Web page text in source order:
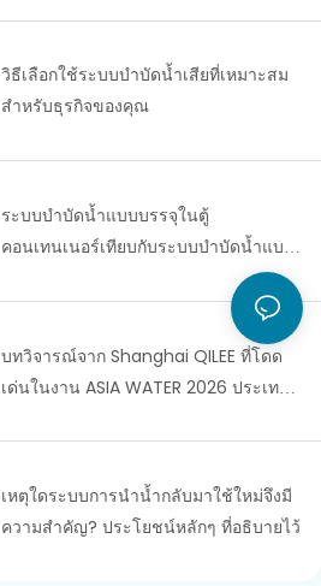
วิธีเลือกใช้ระบบบำบัดน้ำเสียที่เหมาะสม
สำหรับธุรกิจของคุณ
ระบบบำบัดน้ำแบบบรรจุในตู้
คอนเทนเนอร์เทียบกับระบบบำบัดน้ำแบบ
บทวิจารณ์จาก Shanghai QILEE ที่โดด
เด่นในงาน ASIA WATER 2026 ประเทศ
เหตุใดระบบการนำน้ำกลับมาใช้ใหม่จึงมี
ความสำคัญ? ประโยชน์หลักๆ ที่อธิบายไว้